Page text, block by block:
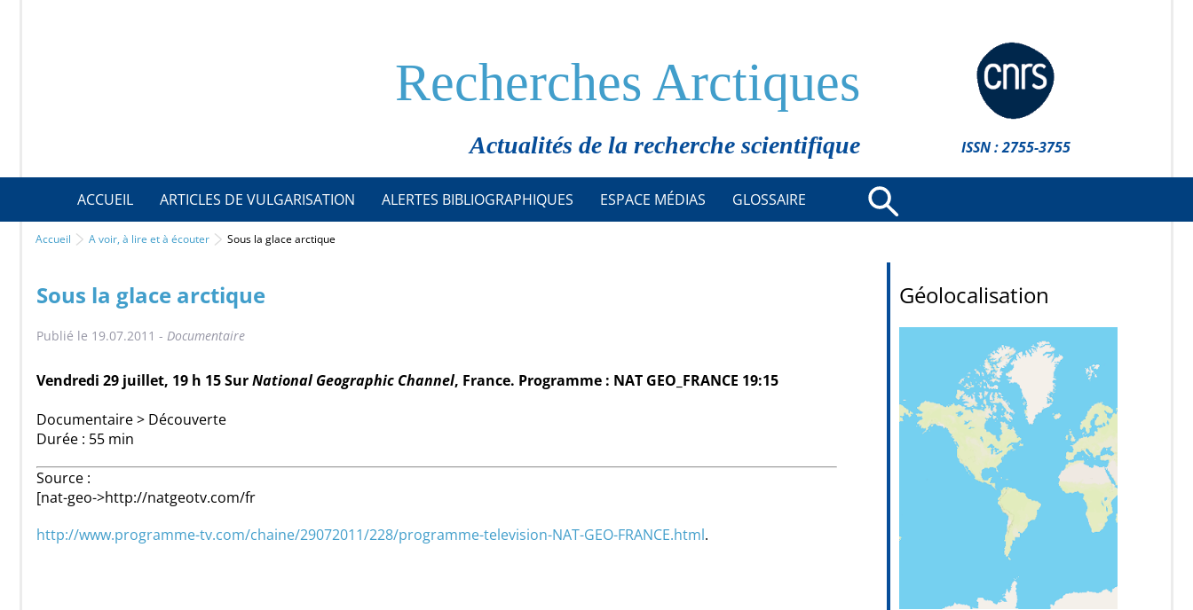
Recherches Arctiques
Actualités de la recherche scientifique ISSN : 2755-3755
ACCUEIL ARTICLES DE VULGARISATION ALERTES BIBLIOGRAPHIQUES ESPACE MÉDIAS GLOSSAIRE
Accueil A voir, à lire et à écouter Sous la glace arctique
Sous la glace arctique
Publié le 19.07.2011 - Documentaire
Vendredi 29 juillet, 19 h 15 SurNational Geographic Channel, France. Programme : NAT GEO_FRANCE 19:15
Documentaire > Découverte
Durée : 55 min
Source :
[nat-geo->http://natgeotv.com/fr
http://www.programme-tv.com/chaine/29072011/228/programme-television-NAT-GEO-FRANCE.html.
Géolocalisation